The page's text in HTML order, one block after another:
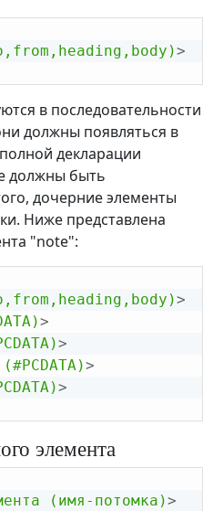
>
в последовательности
должны появляться в
декларации
должны быть
дочерние элементы
Ниже представлена
"note":
>
>
>
(#PCDATA)>
>
элемента
(имя-потомка)>